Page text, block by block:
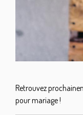
Retrouvez
pour mariage !